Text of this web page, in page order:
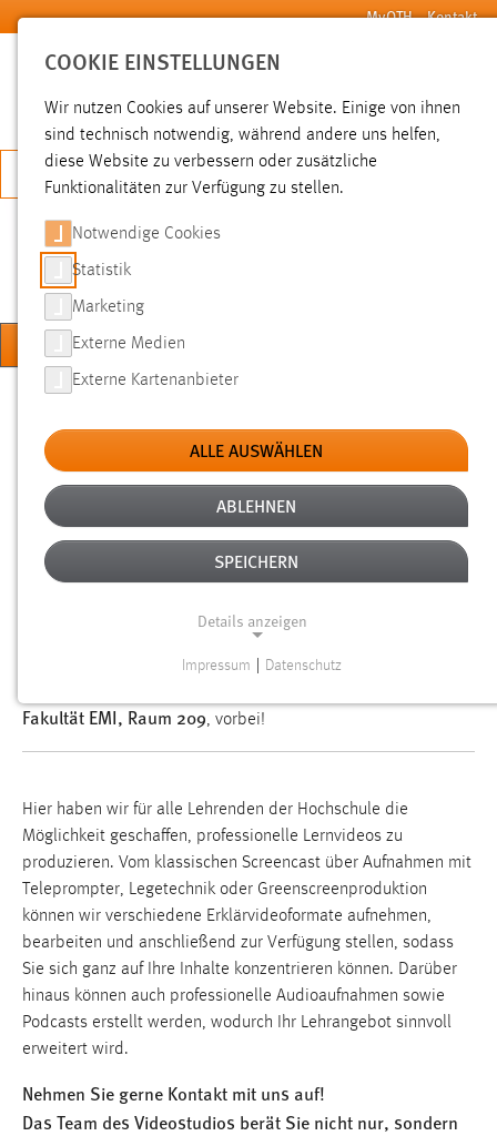
Zum Hauptinhalt springen MyOTH Kontakt
SUCHE
JETZT BEWERBEN
KOMPETENZZENTRUM
DIGITALE LEHRE
Sie sind hier:
VIDEOSTUDIO UND
LERNMEDIENPRODUKTION
Sie haben Interesse daran, eigene Lernvideos für Ihre Kurse
ein professionelles Videosetup aufbauen oder das Video im
Anschluss an die Aufnahme bearbeiten? – Dann kommen Sie
Fakultät EMI, Raum 209, vorbei!
Hier haben wir für alle Lehrenden der Hochschule die
Möglichkeit geschaffen, professionelle Lernvideos zu
produzieren. Vom klassischen Screencast über Aufnahmen mit
Teleprompter, Legetechnik oder Greenscreenproduktion
können wir verschiedene Erklärvideoformate aufnehmen,
bearbeiten und anschließend zur Verfügung stellen, sodass
Sie sich ganz auf Ihre Inhalte konzentrieren können. Darüber
hinaus können auch professionelle Audioaufnahmen sowie
Podcasts erstellt werden, wodurch Ihr Lehrangebot sinnvoll
erweitert wird.
Nehmen Sie gerne Kontakt mit uns auf!
Das Team des Videostudios berät Sie nicht nur, sondern
COOKIE EINSTELLUNGEN
Wir nutzen Cookies auf unserer Website. Einige von ihnen
sind technisch notwendig, während andere uns helfen,
diese Website zu verbessern oder zusätzliche
Funktionalitäten zur Verfügung zu stellen.
Notwendige Cookies
Statistik
Marketing
Externe Medien
Externe Kartenanbieter
ALLE AUSWÄHLEN
ABLEHNEN
SPEICHERN
Details anzeigen
Notwendige Cookies ermöglichen grundlegende
Einverständnis
Name:
cookie_consent
Zweck:
Dieser Cookie speichert die ausgewählten Einverständnis-
Cookie Laufzeit:
1 Jahr
Performance
Impressum Datenschutz